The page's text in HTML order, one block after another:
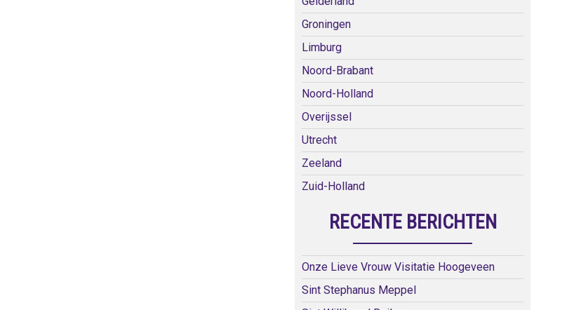
Groningen
Limburg
Noord-Brabant
Noord-Holland
Overijssel
Utrecht
Zeeland
Zuid-Holland
RECENTE BERICHTEN
Onze Lieve Vrouw Visitatie Hoogeveen
Sint Stephanus Meppel